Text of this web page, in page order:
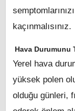
kaçınmalısınız.
Hava Durumunu
Yerel hava
yüksek polen
olduğu günleri,